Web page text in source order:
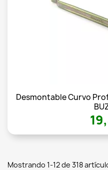
Desmontable Curvo
Mostrando 1-12 de 318